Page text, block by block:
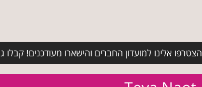
הצטרפו אלינו למועדון החברים והישארו מעודכנים! קבלו